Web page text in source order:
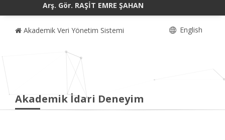
Arş. Gör. RAŞİT EMRE ŞAHAN
Akademik Veri Yönetim Sistemi English
Akademik İdari Deneyim